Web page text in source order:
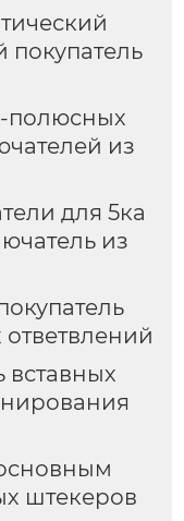
покупатель
полюсных
из
для 5ка
из
вставных
штекеров